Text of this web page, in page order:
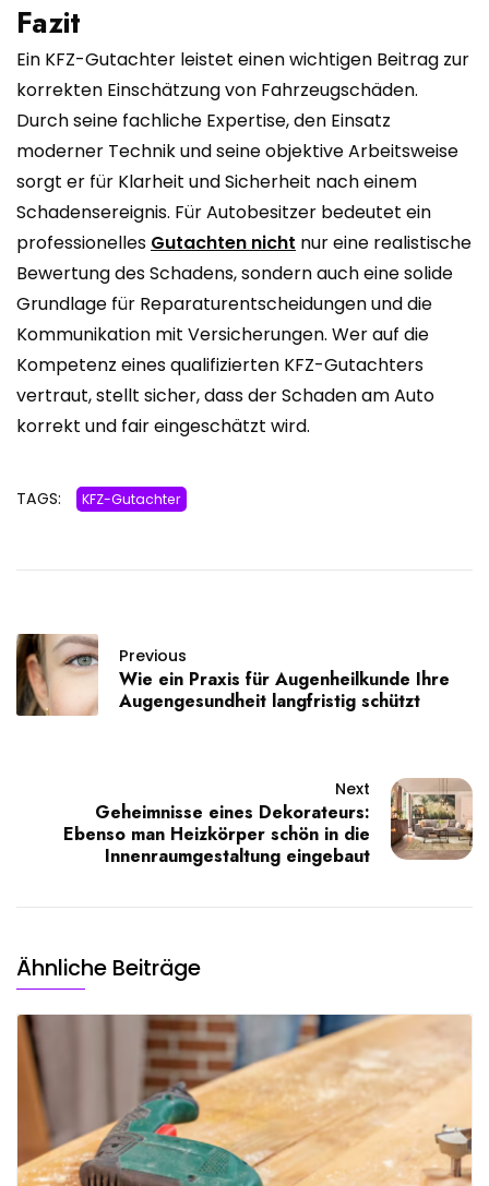
Fazit
Ein KFZ-Gutachter leistet einen wichtigen Beitrag zur
korrekten Einschätzung von Fahrzeugschäden.
Durch seine fachliche Expertise, den Einsatz
moderner Technik und seine objektive Arbeitsweise
sorgt er für Klarheit und Sicherheit nach einem
Schadensereignis. Für Autobesitzer bedeutet ein
professionelles Gutachten nicht nur eine realistische
Bewertung des Schadens, sondern auch eine solide
Grundlage für Reparaturentscheidungen und die
Kommunikation mit Versicherungen. Wer auf die
Kompetenz eines qualifizierten KFZ-Gutachters
vertraut, stellt sicher, dass der Schaden am Auto
korrekt und fair eingeschätzt wird.
TAGS: KFZ-Gutachter
Previous
Wie ein Praxis für Augenheilkunde Ihre
Augengesundheit langfristig schützt
Next
Geheimnisse eines Dekorateurs:
Ebenso man Heizkörper schön in die
Innenraumgestaltung eingebaut
Ähnliche Beiträge